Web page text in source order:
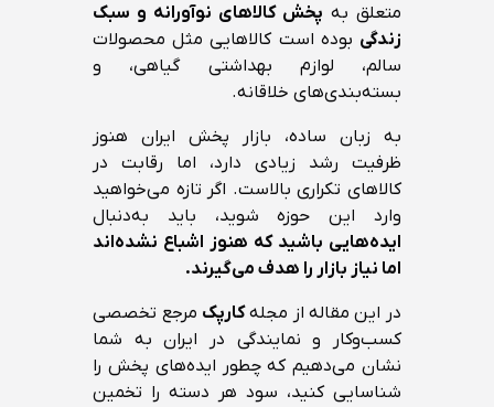
متعلق به پخش کالاهای نوآورانه و سبک
زندگی بوده است کالاهایی مثل محصولات
سالم، لوازم بهداشتی گیاهی، و
بسته‌بندی‌های خلاقانه.
به زبان ساده، بازار پخش ایران هنوز
ظرفیت رشد زیادی دارد، اما رقابت در
کالاهای تکراری بالاست. اگر تازه می‌خواهید
وارد این حوزه شوید، باید به‌دنبال
ایده‌هایی باشید که هنوز اشباع نشده‌اند
اما نیاز بازار را هدف می‌گیرند.
در این مقاله از مجلهکارپک مرجع تخصصی
کسب‌وکار و نمایندگی در ایران به شما
نشان می‌دهیم که چطور ایده‌های پخش را
شناسایی کنید، سود هر دسته را تخمین